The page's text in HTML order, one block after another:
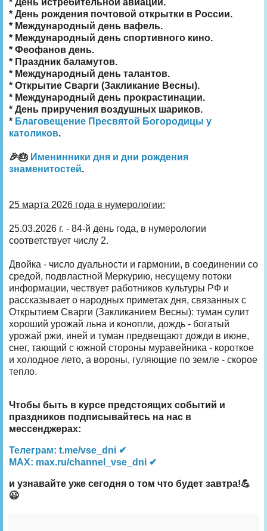
* День рождения почтовой открытки в России.
* Международный день вафель.
* Международный день спортивного кино.
* Феофанов день.
* Праздник баламутов.
* Международный день талантов.
* Открытие Сварги (Закликание Весны).
* Международный день прокрастинации.
* День приручения воздушных шариков.
* Благовещение Пресвятой Богородицы у
католиков.
🎉🎂 Именинники дня и дни рождения
знаменитостей.
25 марта 2026 года в нумерологии:
25.03.2026 г. - 84-й день года, в нумерологии
соответствует числу 2.
Двойка - число дуальности и гармонии, в соединении со
средой, подвластной Меркурию, несущему потоки
информации, чествует работников культуры РФ и
рассказывает о народных приметах дня, связанных с
Открытием Сварги (Закликанием Весны): туман сулит
хороший урожай льна и конопли, дождь - богатый
урожай ржи, иней и туман предвещают дожди в июне,
снег, тающий с южной стороны муравейника - короткое
и холодное лето, а вороны, гуляющие по земле - скорое
тепло.
Чтобы быть в курсе предстоящих событий и
праздников подписывайтесь на нас в
мессенджерах:
Телеграм: t.me/vse_dni ✔
MAX: max.ru/channel_vse_dni ✔
и узнавайте уже сегодня о том что будет завтра!💪
😉